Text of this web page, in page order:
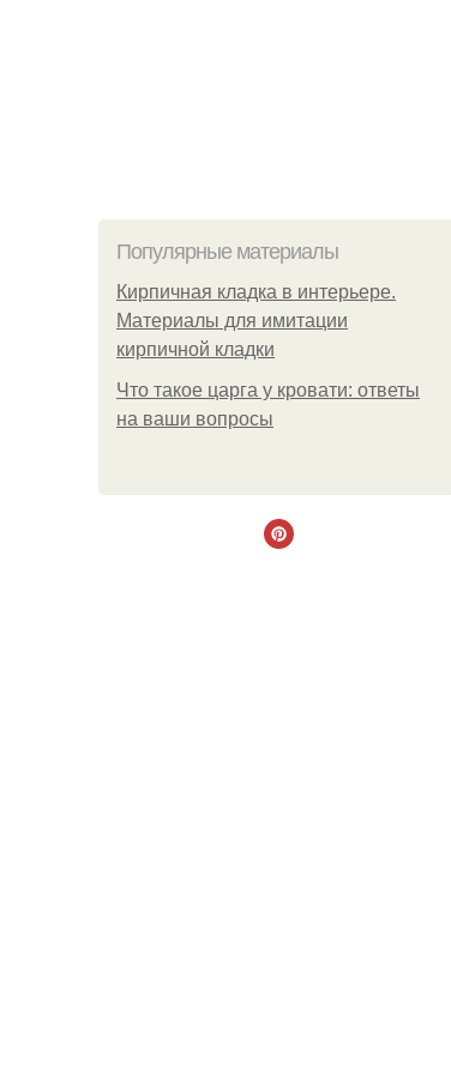
Популярные материалы
Кирпичная кладка в интерьере.
Материалы для имитации
кирпичной кладки
Что такое царга у кровати: ответы
на ваши вопросы